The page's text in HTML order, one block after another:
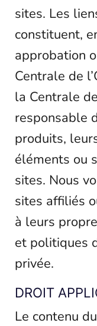
sites. Les
constituent,
approbation
Centrale de
la Centrale
responsable
produits,
éléments ou
sites. Nous
sites affiliés
à leurs
et politiques
privée.
DROIT
Le contenu